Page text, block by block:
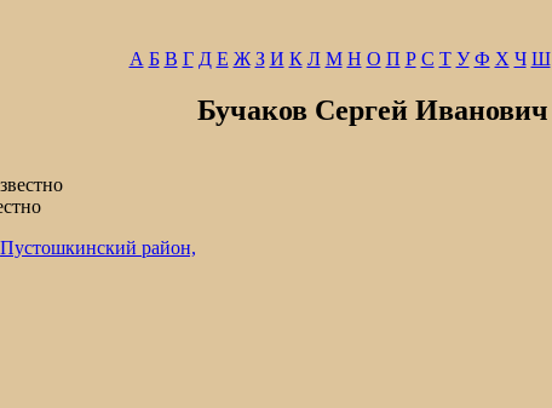
А Б В Г Д Е Ж З И К Л М Н О П Р С Т У Ф Х Ч Ш
Бучаков Сергей Иванович
Пустошкинский район,